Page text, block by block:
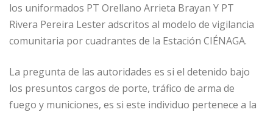
los uniformados PT Orellano Arrieta Brayan Y PT
Rivera Pereira Lester adscritos al modelo de vigilancia
comunitaria por cuadrantes de la Estación CIÉNAGA.
La pregunta de las autoridades es si el detenido bajo
los presuntos cargos de porte, tráfico de arma de
fuego y municiones, es si este individuo pertenece a la